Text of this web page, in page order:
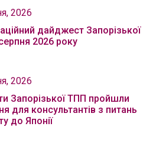
2026
дайджест Запорізької
2026 року
2026
Запорізької ТПП пройшли
для консультантів з питань
до Японії